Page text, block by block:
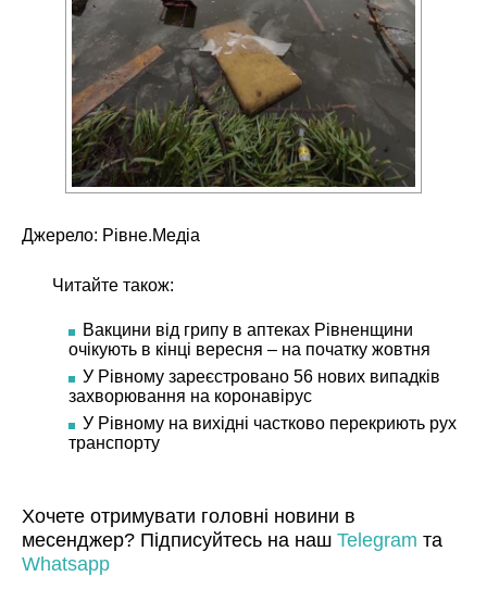
Джерело: Рівне.Медіа
Читайте також:
Вакцини від грипу в аптеках Рівненщини
очікують в кінці вересня – на початку жовтня
У Рівному зареєстровано 56 нових випадків
захворювання на коронавірус
У Рівному на вихідні частково перекриють рух
транспорту
Хочете отримувати головні новини в
месенджер? Підписуйтесь на наш Telegram та
Whatsapp